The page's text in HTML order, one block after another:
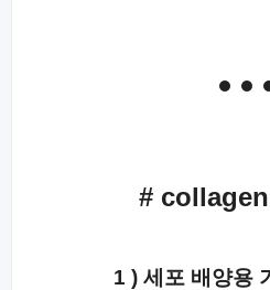
#
1 ) 세포 배양용